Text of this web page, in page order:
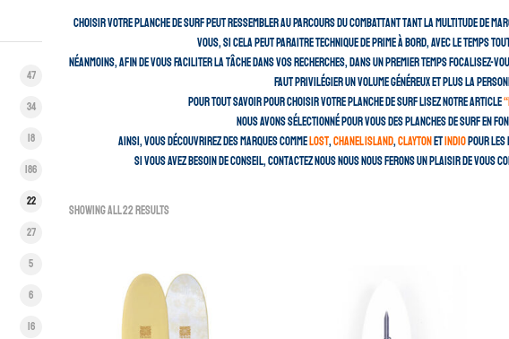
47
34
18
186
22
27
5
6
16
Choisir votre planche de surf peut ressembler au parcours du combattant tant la multitude de
vous, si cela peut paraitre technique de prime à bord, avec le temps
Néanmoins, afin de vous faciliter la tâche dans vos recherches, dans un premier temps
faut privilégier un volume généreux et plus la
Pour tout savoir pour choisir votre planche de surf lisez notre article
Nous avons sélectionné pour vous des planches de surf en
Ainsi, vous découvrirez des marques comme Lost,Chanel Island,Clayton et Indiopour les
Si vous avez besoin de conseil, contactez nous nous nous ferons un plaisir de
Showing all 22 results